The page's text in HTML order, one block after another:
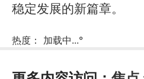
稳定发展的新篇章。
热度： 加载中...°